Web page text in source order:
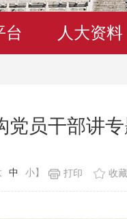
台 人大资料
党员干部讲
中 小 】 收藏
打印